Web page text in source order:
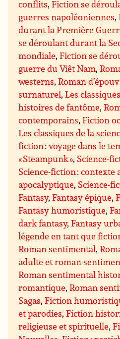
conflits,Fiction se
guerres napoléoniennes,
durant la Première
se déroulant durant la
mondiale,Fiction se
guerre du Viêt Nam,
westerns,Roman
surnaturel,Les
histoires de fantôme,
contemporains,Fiction
Les classiques de la
fiction : voyage dans le
« Steampunk », Science-
Science-fiction : contexte
apocalyptique, Science-
Fantasy,Fantasy épique,
Fantasy humoristique,
dark fantasy,Fantasy
légende en tant que
Roman sentimental,
adulte et roman
Roman sentimental
romantique,Roman
Sagas,Fiction
et parodies,Fiction
religieuse et spirituelle,